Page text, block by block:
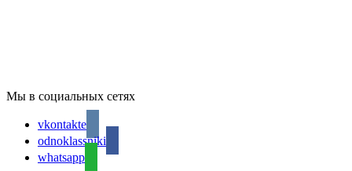
Мы в социальных сетях
vkontakte
odnoklassniki
whatsapp